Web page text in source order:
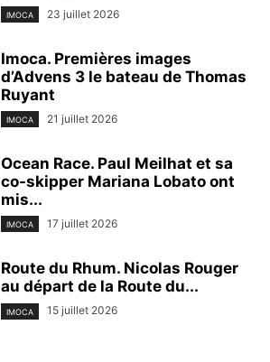
IMOCA 23 juillet 2026
Imoca. Premières images
d’Advens 3 le bateau de Thomas
Ruyant
IMOCA 21 juillet 2026
Ocean Race. Paul Meilhat et sa
co-skipper Mariana Lobato ont
mis...
IMOCA 17 juillet 2026
Route du Rhum. Nicolas Rouger
au départ de la Route du...
IMOCA 15 juillet 2026